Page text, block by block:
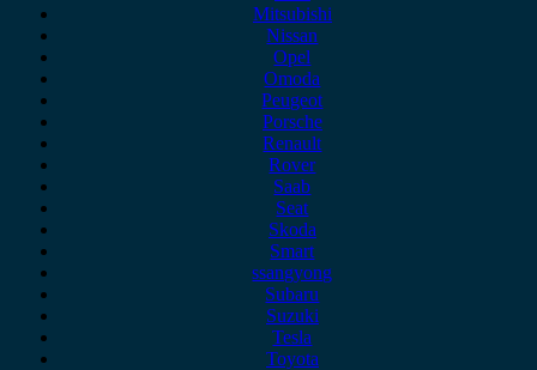
Mitsubishi
Nissan
Opel
Omoda
Peugeot
Porsche
Renault
Rover
Saab
Seat
Skoda
Smart
ssangyong
Subaru
Suzuki
Tesla
Toyota